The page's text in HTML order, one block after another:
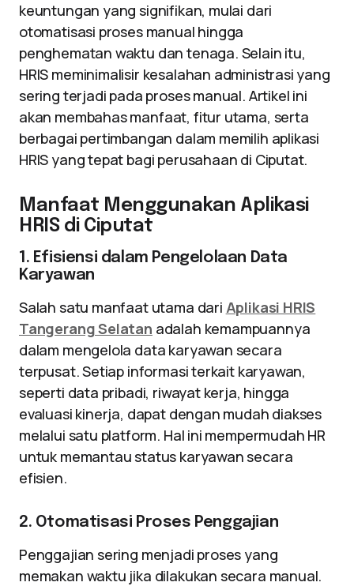
keuntungan yang signifikan, mulai dari
otomatisasi proses manual hingga
penghematan waktu dan tenaga. Selain itu,
HRIS meminimalisir kesalahan administrasi yang
sering terjadi pada proses manual. Artikel ini
akan membahas manfaat, fitur utama, serta
berbagai pertimbangan dalam memilih aplikasi
HRIS yang tepat bagi perusahaan di Ciputat.
Manfaat Menggunakan Aplikasi
HRIS di Ciputat
1. Efisiensi dalam Pengelolaan Data
Karyawan
Salah satu manfaat utama dari Aplikasi HRIS
Tangerang Selatan adalah kemampuannya
dalam mengelola data karyawan secara
terpusat. Setiap informasi terkait karyawan,
seperti data pribadi, riwayat kerja, hingga
evaluasi kinerja, dapat dengan mudah diakses
melalui satu platform. Hal ini mempermudah HR
untuk memantau status karyawan secara
efisien.
2. Otomatisasi Proses Penggajian
Penggajian sering menjadi proses yang
memakan waktu jika dilakukan secara manual.